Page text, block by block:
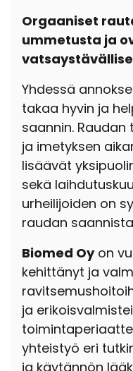
Orgaaniset
ummetusta ja
Yhdessä
takaa hyvin ja
saannin.
ja imetyksen
lisäävät
sekä
urheilijoiden on
raudan
Biomed Oyon
kehittänyt ja
ja
yhteistyö eri
ja käytännön